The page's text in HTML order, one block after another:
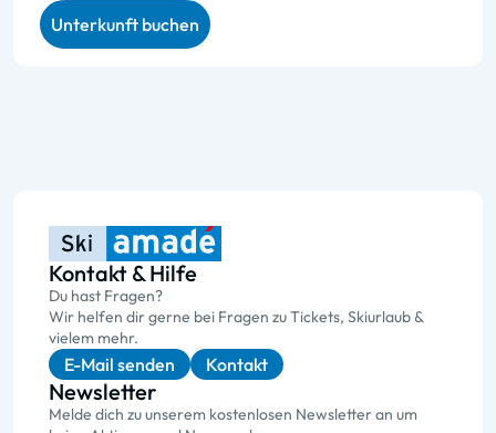
Unterkunft buchen
Kontakt & Hilfe
Du hast Fragen?
Wir helfen dir gerne bei Fragen zu Tickets, Skiurlaub &
vielem mehr.
E-Mail senden Kontakt
Newsletter
Melde dich zu unserem kostenlosen Newsletter an um